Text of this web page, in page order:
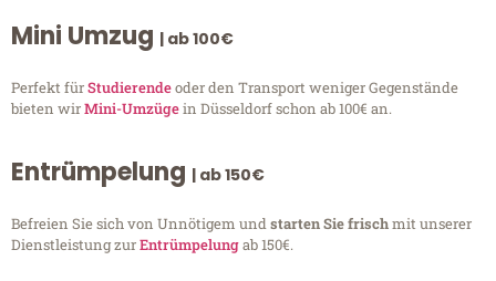
Mini Umzug | ab 100€
Perfekt fürStudierendeoder den Transport weniger Gegenstände
bieten wirMini-Umzügein Düsseldorf schon ab 100€ an.
Entrümpelung | ab 150€
Befreien Sie sich von Unnötigem undstarten Sie frischmit unserer
Dienstleistung zurEntrümpelungab 150€.